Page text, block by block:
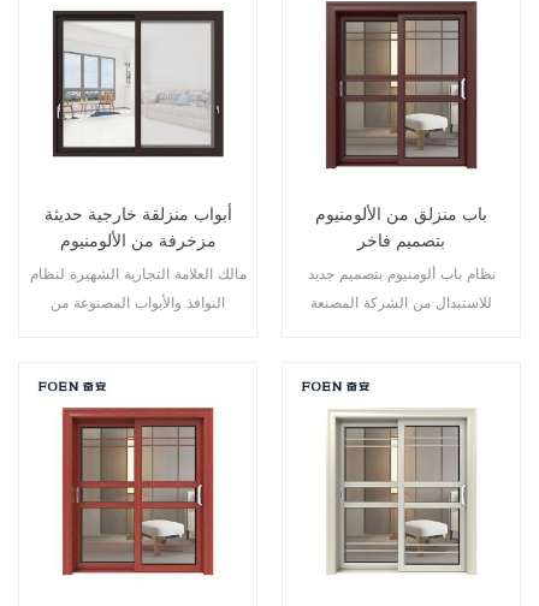
المختلفة
المختلفة.
أبواب منزلقة خارجية حديثة
مزخرفة من الألومنيوم
مالك العلامة التجارية الشهيرة لنظام
النوافذ والأبواب المصنوعة من
باب منزلق من الألومنيوم
بتصميم فاخر
نظام باب ألومنيوم بتصميم جديد
للاستبدال من الشركة المصنعة